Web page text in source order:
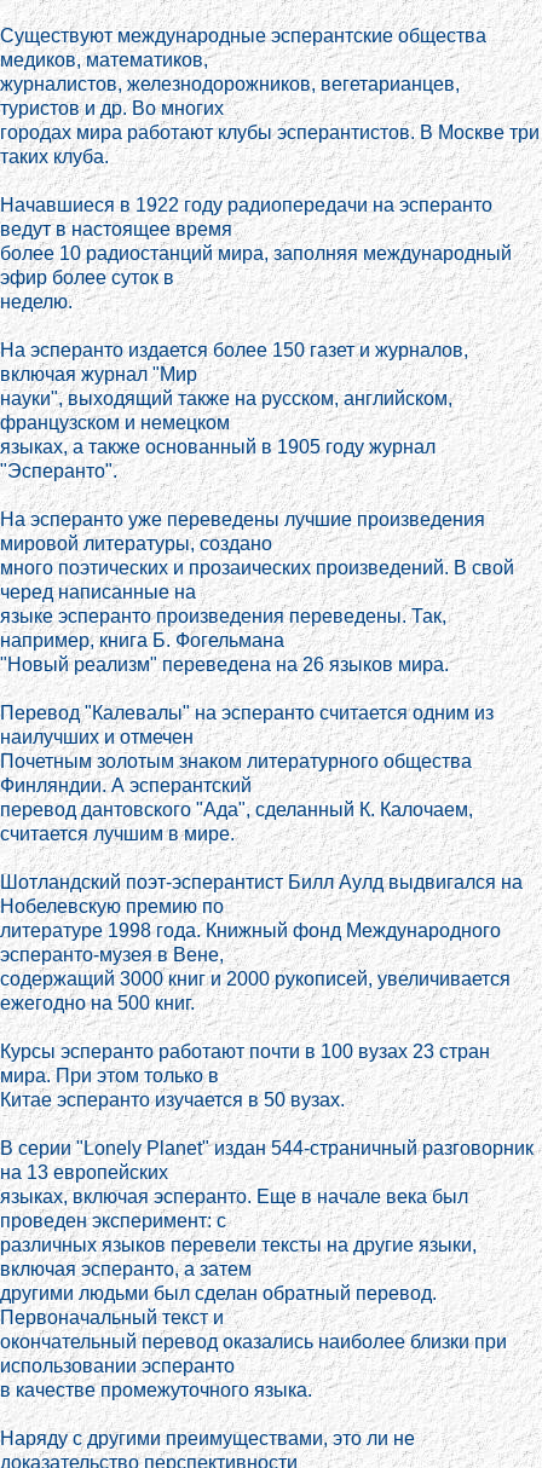
Существуют международные эсперантские общества
медиков, математиков,
журналистов, железнодорожников, вегетарианцев,
туристов и др. Во многих
городах мира работают клубы эсперантистов. В Москве три
таких клуба.
Начавшиеся в 1922 году радиопередачи на эсперанто
ведут в настоящее время
более 10 радиостанций мира, заполняя международный
эфир более суток в
неделю.
На эсперанто издается более 150 газет и журналов,
включая журнал "Мир
науки", выходящий также на русском, английском,
французском и немецком
языках, а также основанный в 1905 году журнал
"Эсперанто".
На эсперанто уже переведены лучшие произведения
мировой литературы, создано
много поэтических и прозаических произведений. В свой
черед написанные на
языке эсперанто произведения переведены. Так,
например, книга Б. Фогельмана
"Новый реализм" переведена на 26 языков мира.
Перевод "Калевалы" на эсперанто считается одним из
наилучших и отмечен
Почетным золотым знаком литературного общества
Финляндии. А эсперантский
перевод дантовского "Ада", сделанный К. Калочаем,
считается лучшим в мире.
Шотландский поэт-эсперантист Билл Аулд выдвигался на
Нобелевскую премию по
литературе 1998 года. Книжный фонд Международного
эсперанто-музея в Вене,
содержащий 3000 книг и 2000 рукописей, увеличивается
ежегодно на 500 книг.
Курсы эсперанто работают почти в 100 вузах 23 стран
мира. При этом только в
Китае эсперанто изучается в 50 вузах.
В серии "Lonely Planet" издан 544-страничный разговорник
на 13 европейских
языках, включая эсперанто. Еще в начале века был
проведен эксперимент: с
различных языков перевели тексты на другие языки,
включая эсперанто, а затем
другими людьми был сделан обратный перевод.
Первоначальный текст и
окончательный перевод оказались наиболее близки при
использовании эсперанто
в качестве промежуточного языка.
Наряду с другими преимуществами, это ли не
доказательство перспективности